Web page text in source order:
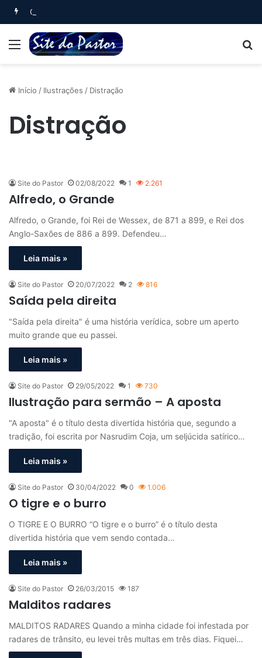
Oração Matinal (Salmo 5)
Menu
Início / Ilustrações / Distração
Distração
Site do Pastor 02/08/2022 1 2.261
Alfredo, o Grande
Alfredo, o Grande, foi Rei de Wessex, de 871 a 899, e Rei dos
Anglo-Saxões de 886 a 899. Defendeu…
Leia mais »
Site do Pastor 20/07/2022 2 816
Saída pela direita
"Saída pela direita" é uma história verídica, sobre um aperto
muito grande que eu passei.
Leia mais »
Site do Pastor 29/05/2022 1 730
Ilustração para sermão – A aposta
"A aposta" é o título desta divertida história que, segundo a
tradição, foi escrita por Nasrudim Coja, um seljúcida satírico…
Leia mais »
Site do Pastor 30/04/2022 0 1.006
O tigre e o burro
O TIGRE E O BURRO “O tigre e o burro” é o título desta
divertida história que vem sendo contada…
Leia mais »
Site do Pastor 26/03/2015 187
Malditos radares
MALDITOS RADARES Quando a minha cidade foi infestada por
radares de trânsito, eu levei três multas em três dias. Fiquei…